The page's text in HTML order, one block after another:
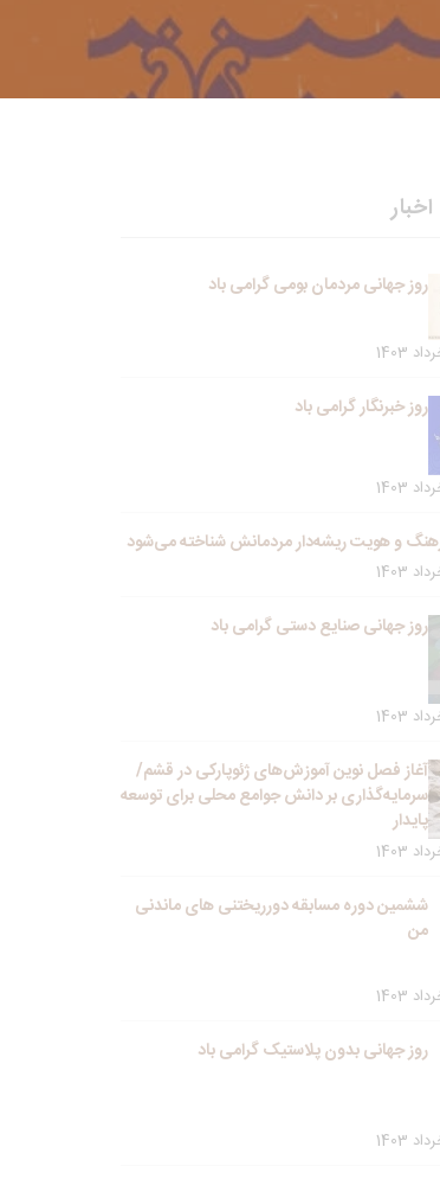
روز جهانی مردمان بومی گرامی باد
روز خبرنگار گرامی باد
و هویت ریشه‌دار مردمانش شناخته می‌شود
روز جهانی صنایع دستی گرامی باد
آغاز فصل نوین آموزش‌های ژئوپارکی در قشم/
سرمایه‌گذاری بر دانش جوامع محلی برای توسعه
پایدار
ششمین دوره مسابقه دورریختنی های ماندنی
من
روز جهانی بدون پلاستیک گرامی باد